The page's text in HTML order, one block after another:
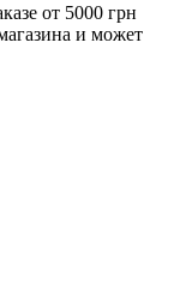
от 5000 грн
и может